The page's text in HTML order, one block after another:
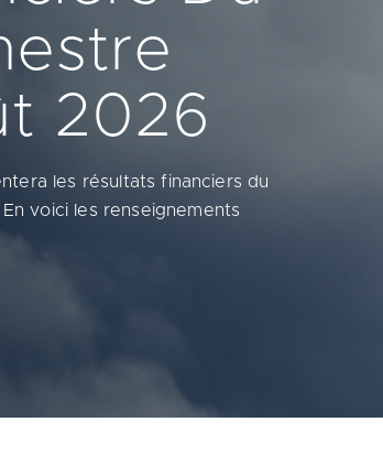
2026
les résultats financiers du
voici les renseignements